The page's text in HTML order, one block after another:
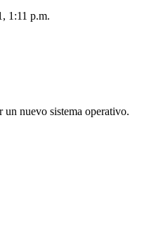
1:11 p.m.
un nuevo sistema operativo.